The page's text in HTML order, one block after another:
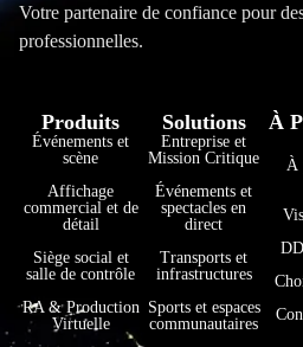
Votre partenaire de confiance pour
professionnelles.
Produits
Événements et
scène
Affichage
commercial et de
détail
Siège social et
salle de contrôle
RA & Production
Virtuelle
Solutions
Entreprise et
Mission Critique
Événements et
spectacles en
direct
Transports et
infrastructures
Sports et espaces
communautaires
À
À